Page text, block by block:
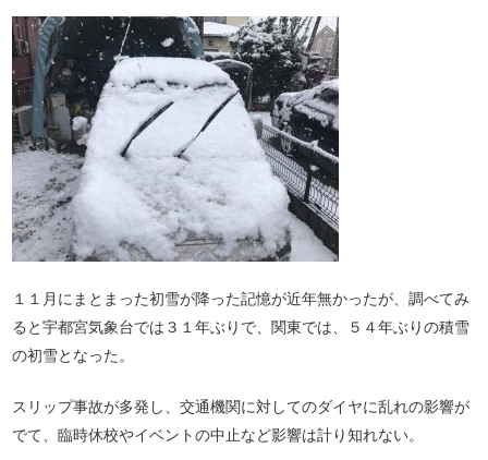
１１月にまとまった初雪が降った記憶が近年無かったが、調べてみ
ると宇都宮気象台では３１年ぶりで、関東では、５４年ぶりの積雪
の初雪となった。
スリップ事故が多発し、交通機関に対してのダイヤに乱れの影響が
でて、臨時休校やイベントの中止など影響は計り知れない。